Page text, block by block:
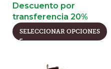
Descuento por
transferencia 20%
SELECCIONAR OPCIONES